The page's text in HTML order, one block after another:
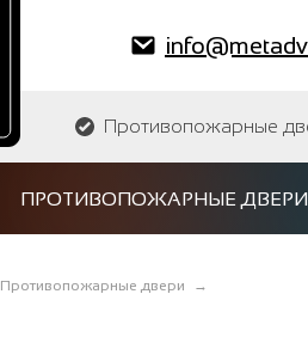
Противопожарные
ПРОТИВОПОЖАРНЫЕ ДВЕРИ
Противопожарные двери →